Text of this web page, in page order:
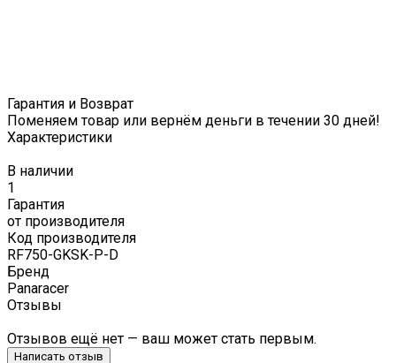
Гарантия и Возврат
Поменяем товар или вернём деньги в течении 30 дней!
Характеристики
В наличии
1
Гарантия
от производителя
Код производителя
RF750-GKSK-P-D
Бренд
Panaracer
Отзывы
Отзывов ещё нет — ваш может стать первым.
Написать отзыв